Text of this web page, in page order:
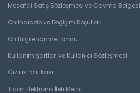
Mesafeli Satış Sözleşmesi ve Cayma Belgesi
Online İade ve Değişim Koşulları
Ön Bilgilendirme Formu
Kullanım Şartları ve Kullanıcı Sözleşmesi
Gizlilik Politikası
Ticari Elektronik İleti Metni